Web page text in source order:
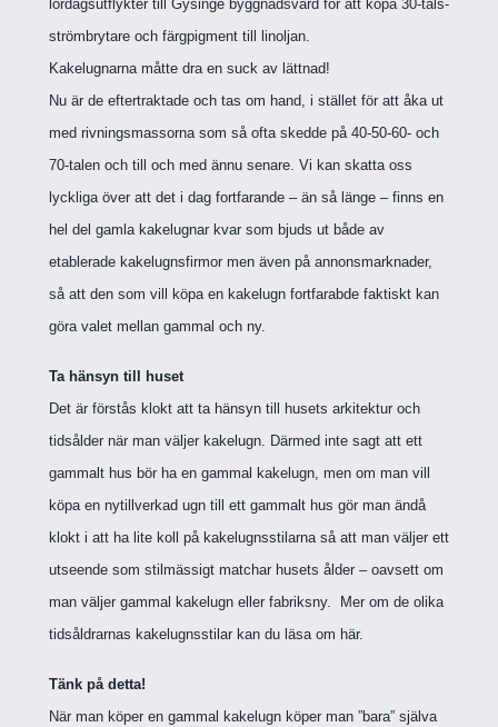
lördagsutflykter till Gysinge byggnadsvård för att köpa 30-tals-
strömbrytare och färgpigment till linoljan.
Kakelugnarna måtte dra en suck av lättnad!
Nu är de eftertraktade och tas om hand, i stället för att åka ut
med rivningsmassorna som så ofta skedde på 40-50-60- och
70-talen och till och med ännu senare. Vi kan skatta oss
lyckliga över att det i dag fortfarande – än så länge – finns en
hel del gamla kakelugnar kvar som bjuds ut både av
etablerade kakelugnsfirmor men även på annonsmarknader,
så att den som vill köpa en kakelugn fortfarabde faktiskt kan
göra valet mellan gammal och ny.
Ta hänsyn till huset
Det är förstås klokt att ta hänsyn till husets arkitektur och
tidsålder när man väljer kakelugn. Därmed inte sagt att ett
gammalt hus bör ha en gammal kakelugn, men om man vill
köpa en nytillverkad ugn till ett gammalt hus gör man ändå
klokt i att ha lite koll på kakelugnsstilarna så att man väljer ett
utseende som stilmässigt matchar husets ålder – oavsett om
man väljer gammal kakelugn eller fabriksny.
Mer om de olika
tidsåldrarnas kakelugnsstilar kan du läsa om här.
Tänk på detta!
När man köper en gammal kakelugn köper man ”bara” själva